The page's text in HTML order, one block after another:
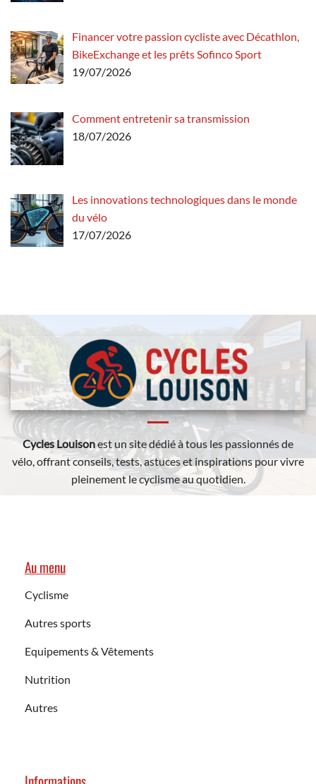
Financer votre passion cycliste avec Décathlon,
BikeExchange et les prêts Sofinco Sport
19/07/2026
Comment entretenir sa transmission
18/07/2026
Les innovations technologiques dans le monde
du vélo
17/07/2026
Cycles Louisonest un site dédié à tous les passionnés de
vélo, offrant conseils, tests, astuces et inspirations pour vivre
pleinement le cyclisme au quotidien.
Au menu
Cyclisme
Autres sports
Equipements & Vêtements
Nutrition
Autres